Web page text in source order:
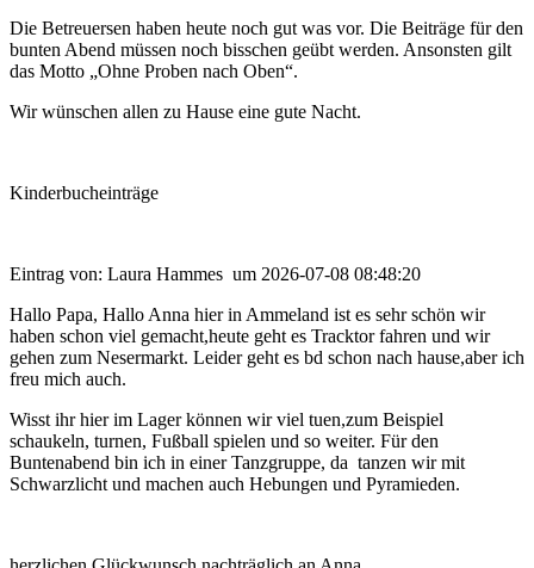
Die Betreuersen haben heute noch gut was vor. Die Beiträge für den
bunten Abend müssen noch bisschen geübt werden. Ansonsten gilt
das Motto „Ohne Proben nach Oben“.
Wir wünschen allen zu Hause eine gute Nacht.
Kinderbucheinträge
Eintrag von: Laura Hammes um 2026-07-08 08:48:20
Hallo Papa, Hallo Anna hier in Ammeland ist es sehr schön wir
haben schon viel gemacht,heute geht es Tracktor fahren und wir
gehen zum Nesermarkt. Leider geht es bd schon nach hause,aber ich
freu mich auch.
Wisst ihr hier im Lager können wir viel tuen,zum Beispiel
schaukeln, turnen, Fußball spielen und so weiter. Für den
Buntenabend bin ich in einer Tanzgruppe, da tanzen wir mit
Schwarzlicht und machen auch Hebungen und Pyramieden.